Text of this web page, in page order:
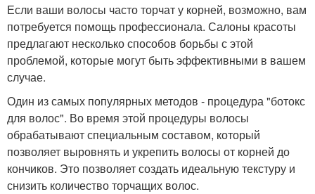
Если ваши волосы часто торчат у корней, возможно, вам
потребуется помощь профессионала. Салоны красоты
предлагают несколько способов борьбы с этой
проблемой, которые могут быть эффективными в вашем
случае.
Один из самых популярных методов - процедура "ботокс
для волос". Во время этой процедуры волосы
обрабатывают специальным составом, который
позволяет выровнять и укрепить волосы от корней до
кончиков. Это позволяет создать идеальную текстуру и
снизить количество торчащих волос.